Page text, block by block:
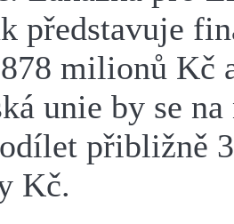
představuje
milionů Kč
unie by se na
přibližně
Kč.